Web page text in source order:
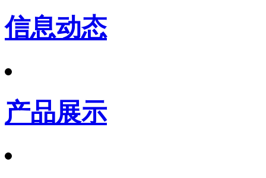
信息动态
产品展示